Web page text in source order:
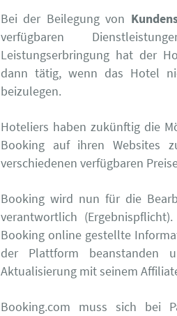
Bei der Beilegung von
verfügbaren
Leistungserbringung hat der
dann tätig, wenn das Hotel
beizulegen.
Hoteliers haben zukünftig die
Booking auf ihren Websites
verschiedenen verfügbaren
Booking wird nun für die
verantwortlich
Booking online gestellte
der Plattform beanstanden
Aktualisierung mit seinem
Booking.com muss sich bei